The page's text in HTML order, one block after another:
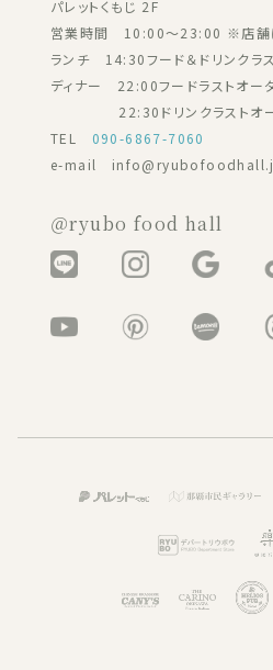
パレットくもじ 2F
営業時間 10:00～23:00 ※店舗
ランチ 14:30フード＆ドリンクラ
ディナー 22:00フードラストオー
22:30ドリンクラストオー
TEL 090-6867-7060
e-mail
＠ryubo food hall